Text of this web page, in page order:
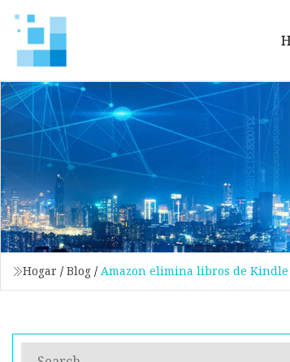
Hogar / Blog / Amazon elimina libros de